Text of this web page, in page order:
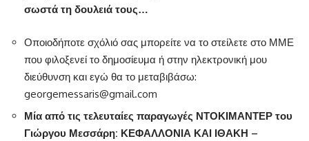
σωστά τη δουλειά τους…
Οποιοδήποτε σχόλιό σας μπορείτε να το στείλετε στο ΜΜΕ
που φιλοξενεί το δημοσίευμα ή στην ηλεκτρονική μου
διεύθυνση και εγώ θα το μεταβιβάσω:
georgemessaris@gmail.com
Μία από τις τελευταίες παραγωγές ΝΤΟΚΙΜΑΝΤΕΡ του
Γιώργου Μεσσάρη: ΚΕΦΑΛΛΟΝΙΑ ΚΑΙ ΙΘΑΚΗ –